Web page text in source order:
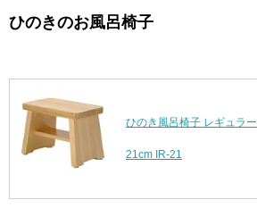
ひのきのお風呂椅子
ひのき風呂椅子 レギュラー
21cm IR-21